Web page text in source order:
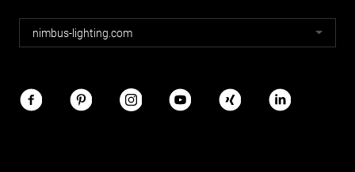
Nimbus
Webseiten
nimbus-lighting.com
Nimbus
im